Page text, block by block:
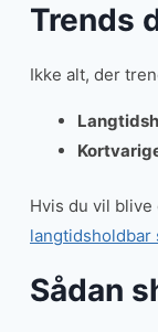
Trends
Ikke alt, der
Hvis du vil
langtidsholdbar
Sådan